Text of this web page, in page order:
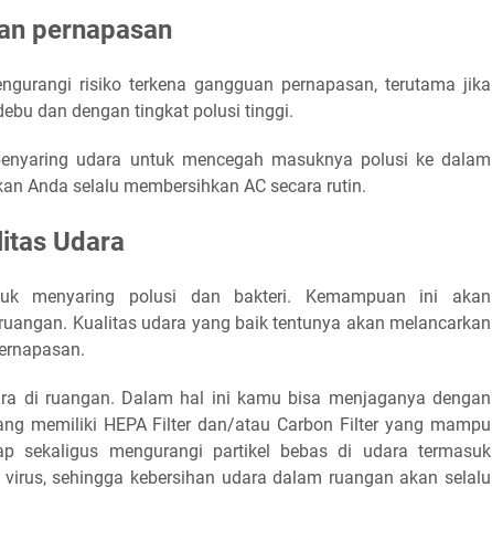
pernapasan
risiko terkena gangguan pernapasan, terutama jika
dan dengan tingkat polusi tinggi.
udara untuk mencegah masuknya polusi ke dalam
Anda selalu membersihkan AC secara rutin.
Udara
menyaring polusi dan bakteri. Kemampuan ini akan
Kualitas udara yang baik tentunya akan melancarkan
di ruangan. Dalam hal ini kamu bisa menjaganya dengan
memiliki HEPA Filter dan/atau Carbon Filter yang mampu
sekaligus mengurangi partikel bebas di udara termasuk
sehingga kebersihan udara dalam ruangan akan selalu